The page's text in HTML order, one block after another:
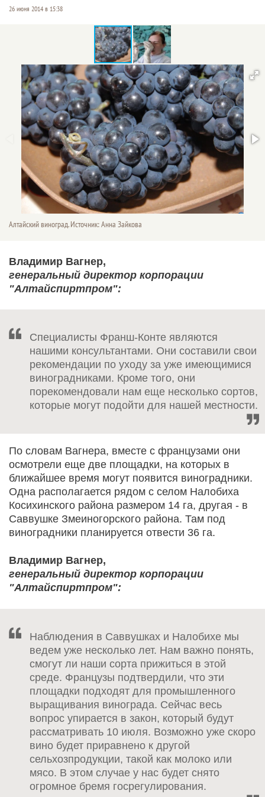
26 июня 2014 в 15:38
Алтайский виноград. Источник: Анна Зайкова
Владимир Вагнер,
генеральный директор корпорации
"Алтайспиртпром":
Специалисты Франш-Конте являются
нашими консультантами. Они составили свои
рекомендации по уходу за уже имеющимися
виноградниками. Кроме того, они
порекомендовали нам еще несколько сортов,
которые могут подойти для нашей местности.
По словам Вагнера, вместе с французами они
осмотрели еще две площадки, на которых в
ближайшее время могут появится виноградники.
Одна располагается рядом с селом Налобиха
Косихинского района размером 14 га, другая - в
Саввушке Змеиногорского района. Там под
виноградники планируется отвести 36 га.
Владимир Вагнер,
генеральный директор корпорации
"Алтайспиртпром":
Наблюдения в Саввушках и Налобихе мы
ведем уже несколько лет. Нам важно понять,
смогут ли наши сорта прижиться в этой
среде. Французы подтвердили, что эти
площадки подходят для промышленного
выращивания винограда. Сейчас весь
вопрос упирается в закон, который будут
рассматривать 10 июля. Возможно уже скоро
вино будет приравнено к другой
сельхозпродукции, такой как молоко или
мясо. В этом случае у нас будет снято
огромное бремя госрегулирования.